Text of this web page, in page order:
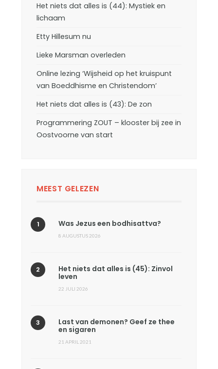
Het niets dat alles is (44): Mystiek en
lichaam
Etty Hillesum nu
Lieke Marsman overleden
Online lezing ‘Wijsheid op het kruispunt
van Boeddhisme en Christendom’
Het niets dat alles is (43): De zon
Programmering ZOUT – klooster bij zee in
Oostvoorne van start
MEEST GELEZEN
Was Jezus een bodhisattva?
8 AUGUSTUS 2026
Het niets dat alles is (45): Zinvol
leven
22 JULI 2026
Last van demonen? Geef ze thee
en sigaren
21 APRIL 2021